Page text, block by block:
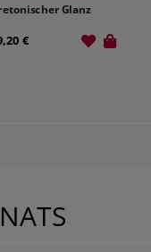
Glanz
€